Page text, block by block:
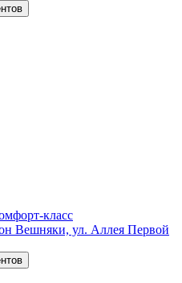
класс
Вешняки, ул. Аллея Первой